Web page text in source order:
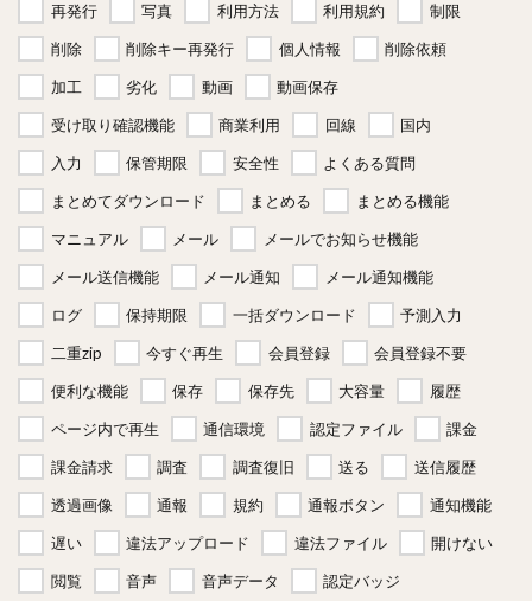
再発行
写真 利用方法 利用規約
制限
削除
削除キー再発行 個人情報
削除依頼
加工
劣化 動画
動画保存
受け取り確認機能
商業利用 回線
国内
入力
保管期限 安全性
よくある質問
まとめてダウンロード
まとめる
まとめる機能
マニュアル
メール
メールでお知らせ機能
メール送信機能
メール通知
メール通知機能
ログ
保持期限 一括ダウンロード
予測入力
二重zip
今すぐ再生 会員登録
会員登録不要
便利な機能
保存 保存先 大容量
履歴
ページ内で再生
通信環境 認定ファイル
課金
課金請求
調査 調査復旧 送る
送信履歴
透過画像
通報 規約 通報ボタン
通知機能
遅い
違法アップロード 違法ファイル
開けない
閲覧
音声 音声データ
認定バッジ